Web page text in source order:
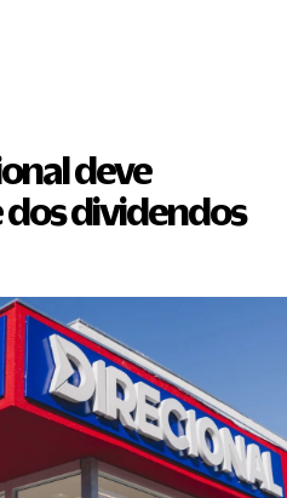
deve
dividendos